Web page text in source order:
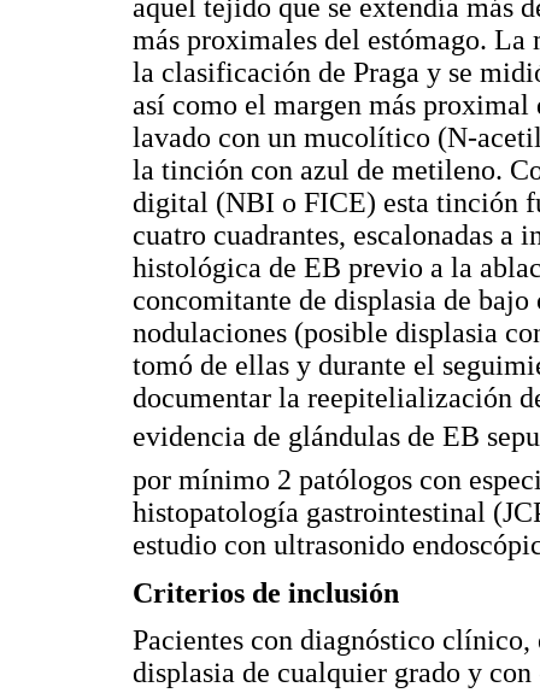
aquel tejido que se extendía más
más proximales del estómago.
la clasificación de Praga y se
así como el margen más
lavado con un mucolítico (N-
la tinción con azul de metileno.
digital (NBI o FICE) esta tinción
cuatro cuadrantes, escalonadas a
histológica de EB previo a la
concomitante de displasia de
nodulaciones (posible displasia
tomó de ellas y durante el
documentar la reepitelialización
evidencia de glándulas de EB
por mínimo 2 patólogos con
histopatología gastrointestinal
estudio con ultrasonido
Criterios de inclusión
Pacientes con diagnóstico
displasia de cualquier grado y con